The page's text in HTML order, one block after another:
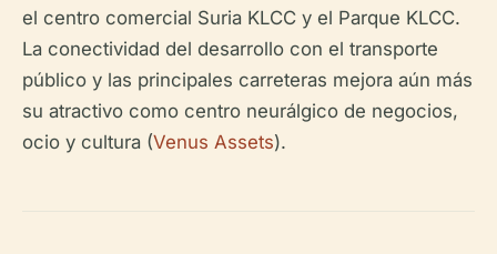
el centro comercial Suria KLCC y el Parque KLCC.
La conectividad del desarrollo con el transporte
público y las principales carreteras mejora aún más
su atractivo como centro neurálgico de negocios,
ocio y cultura (Venus Assets).